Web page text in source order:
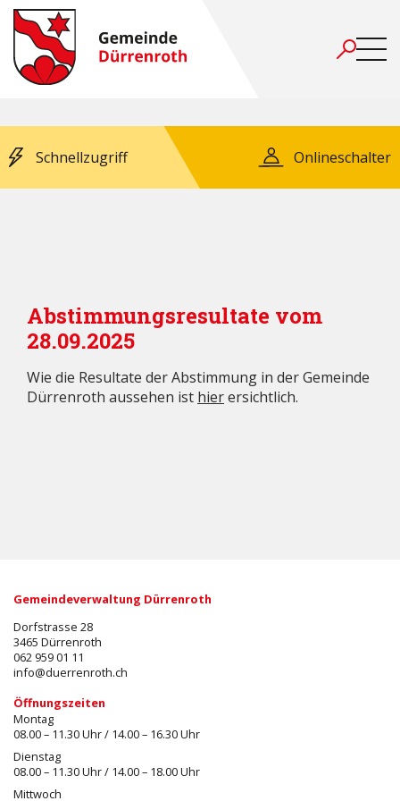
Schnellzugriff Onlineschalter
Abstimmungsresultate vom
28.09.2025
Wie die Resultate der Abstimmung in der Gemeinde
Dürrenroth aussehen ist hierersichtlich.
Gemeindeverwaltung Dürrenroth
Dorfstrasse 28
3465 Dürrenroth
062 959 01 11
info@duerrenroth.ch
Öffnungszeiten
Montag
08.00 – 11.30 Uhr / 14.00 – 16.30 Uhr
Dienstag
08.00 – 11.30 Uhr / 14.00 – 18.00 Uhr
Mittwoch